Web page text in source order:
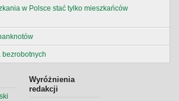
w Polsce stać tylko mieszkańców
bezrobotnych
Wyróżnienia
redakcji